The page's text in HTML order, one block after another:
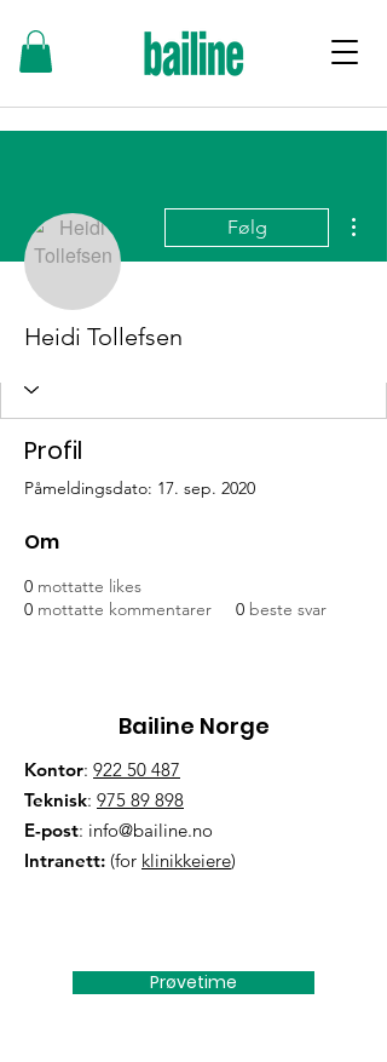
Følg
Heidi Tollefsen
Profil
Påmeldingsdato: 17. sep. 2020
Om
0 mottatte likes
0 mottatte kommentarer 0 beste svar
Bailine Norge
Kontor: 922 50 487
Teknisk: 975 89 898
E-post: info@bailine.no
Intranett: (for klinikkeiere)
Prøvetime